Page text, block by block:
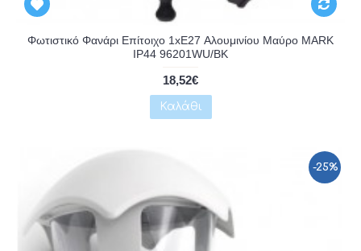
Φωτιστικό Φανάρι Επίτοιχο 1xE27 Αλουμινίου Μαύρο MARK
IP44 96201WU/BK
18,52€
Καλάθι
-25%